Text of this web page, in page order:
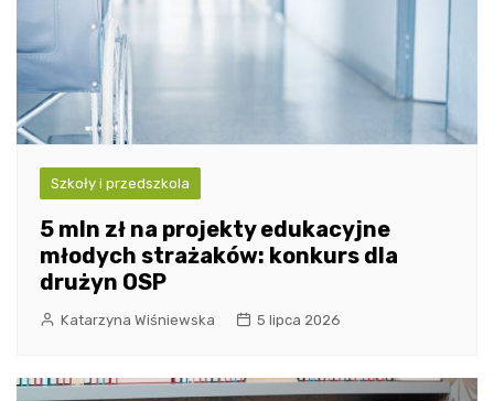
Szkoły i przedszkola
5 mln zł na projekty edukacyjne
młodych strażaków: konkurs dla
drużyn OSP
Katarzyna Wiśniewska 5 lipca 2026